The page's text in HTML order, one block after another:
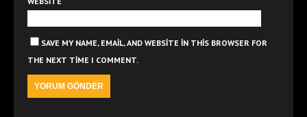
SAVE MY NAME, EMAIL, AND WEBSITE IN THIS BROWSER FOR
THE NEXT TIME I COMMENT.